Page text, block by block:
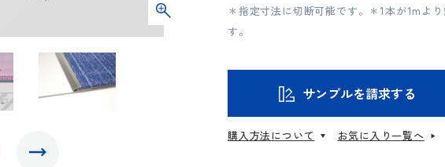
＊指定寸法に切断可能です。＊1本が1mよ
す。
サンプルを請求する
購入方法について お気に入り一覧へ